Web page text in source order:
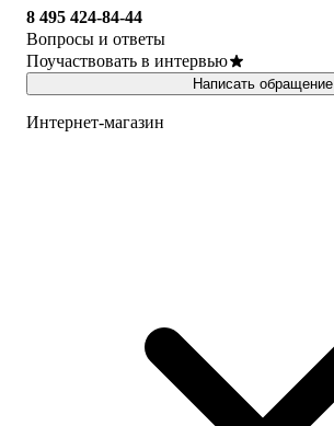
8 495 424-84-44
Вопросы и ответы
Поучаствовать в интервью
Написать обращение
Интернет-магазин